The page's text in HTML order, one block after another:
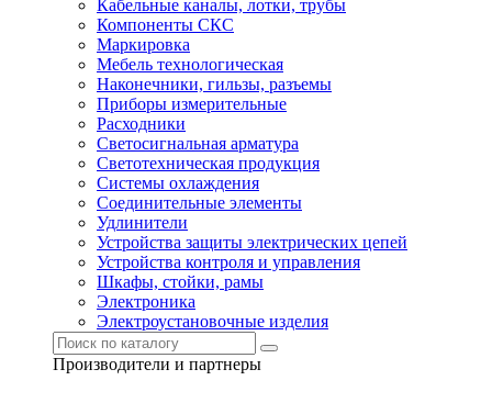
Кабельные каналы, лотки, трубы
Компоненты СКС
Маркировка
Мебель технологическая
Наконечники, гильзы, разъемы
Приборы измерительные
Расходники
Светосигнальная арматура
Светотехническая продукция
Системы охлаждения
Соединительные элементы
Удлинители
Устройства защиты электрических цепей
Устройства контроля и управления
Шкафы, стойки, рамы
Электроника
Электроустановочные изделия
Производители и партнеры